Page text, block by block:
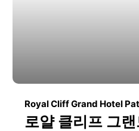
Royal Cliff Grand Hotel
로얄 클리프 그